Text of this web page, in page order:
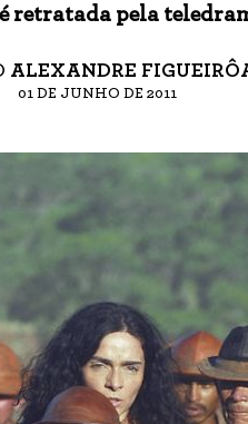
retratada pela
ALEXANDRE
01 DE JUNHO DE 2011